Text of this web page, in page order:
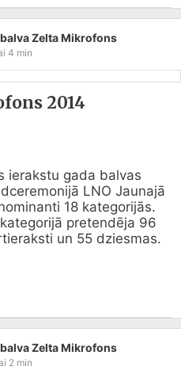
Zelta Mikrofons
4 min
2014
ierakstu gada balvas
LNO Jaunajā
18 kategorijās.
pretendēja 96
un 55 dziesmas.
Zelta Mikrofons
2 min